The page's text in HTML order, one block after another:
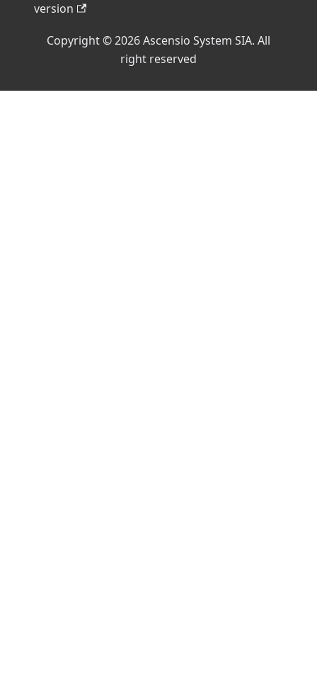
version
Copyright © 2026 Ascensio System SIA. All
right reserved